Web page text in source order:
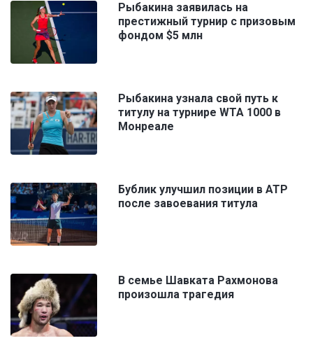
Рыбакина заявилась на
престижный турнир с призовым
фондом $5 млн
Рыбакина узнала свой путь к
титулу на турнире WTA 1000 в
Монреале
Бублик улучшил позиции в ATP
после завоевания титула
В семье Шавката Рахмонова
произошла трагедия